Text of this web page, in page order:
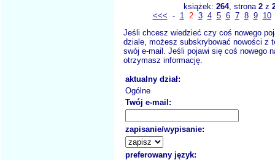
książek: 264, strona 2z
<<< - 1 2 3 4 5 6 7 8 9
10
Jeśli chcesz wiedzieć czy coś nowego
dziale, możesz subskrybować nowości z
swój e-mail. Jeśli pojawi się coś nowego
otrzymasz informację.
aktualny dział:
Ogólne
Twój e-mail:
zapisanie/wypisanie:
preferowany język: